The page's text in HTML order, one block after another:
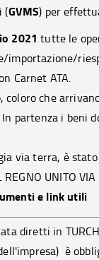
(GVMS) per
2021 tutte le
importazione/
Carnet ATA.
coloro che
In partenza i beni
via terra, è stato
REGNO UNITO
e link utili
diretti in
è